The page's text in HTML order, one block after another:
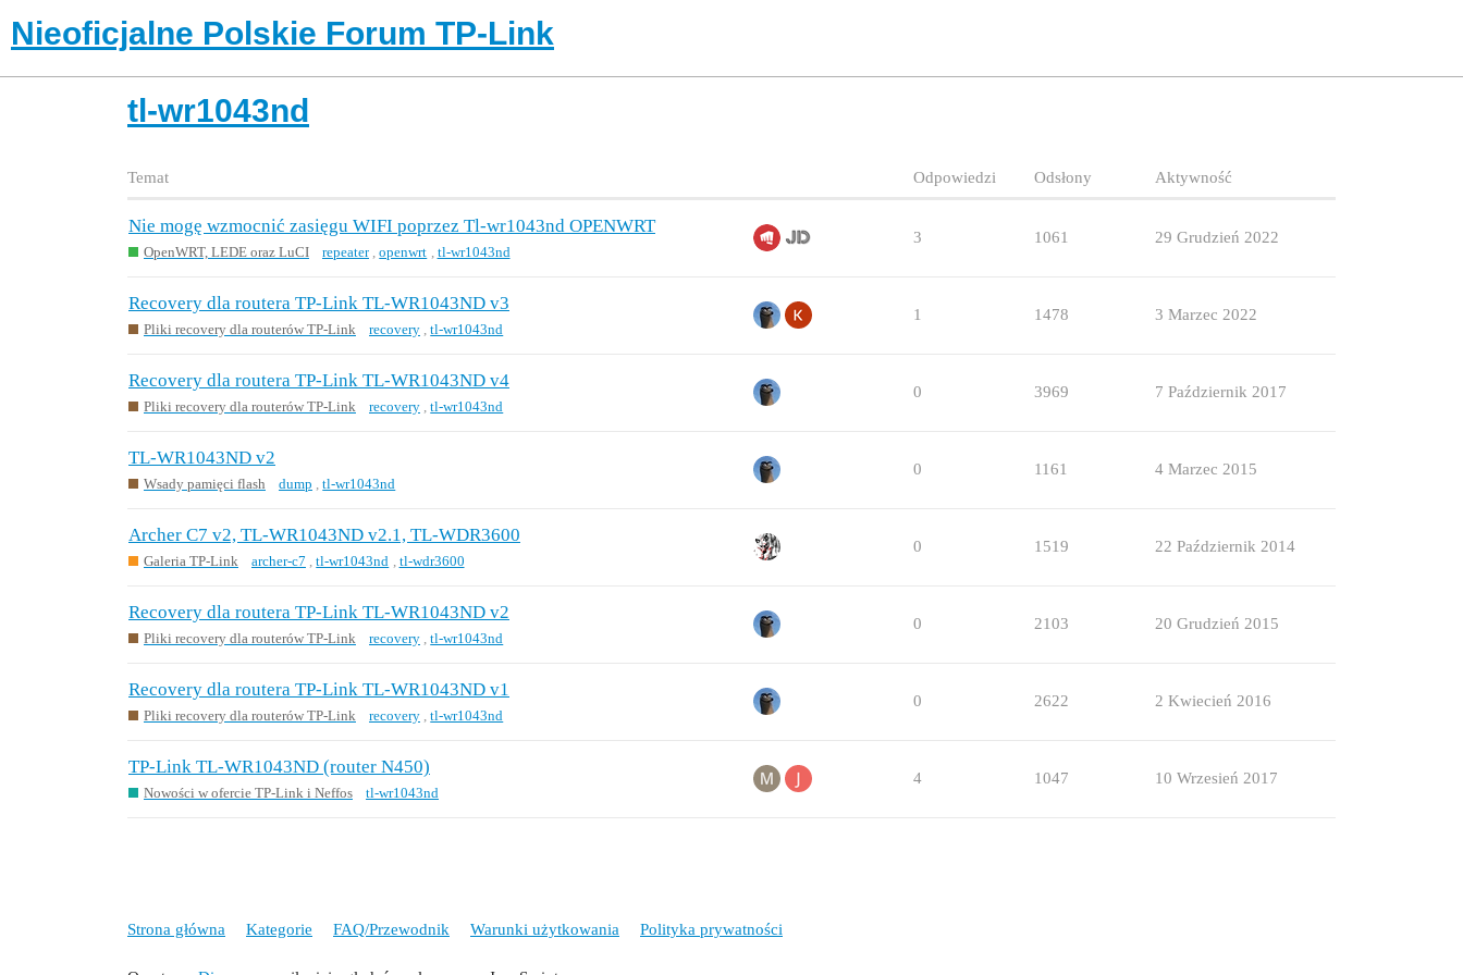
Nieoficjalne Polskie Forum TP-Link
tl-wr1043nd
Temat Odpowiedzi Odsłony Aktywność
Nie mogę wzmocnić zasięgu WIFI poprzez Tl-wr1043nd OPENWRT
OpenWRT, LEDE oraz LuCI repeater ,openwrt , tl-wr1043nd
3 1061 29 Grudzień 2022
Recovery dla routera TP-Link TL-WR1043ND v3
Pliki recovery dla routerów TP-Link recovery ,tl-wr1043nd
1 1478 3 Marzec 2022
Recovery dla routera TP-Link TL-WR1043ND v4
Pliki recovery dla routerów TP-Link recovery ,tl-wr1043nd
0 3969 7 Październik 2017
TL-WR1043ND v2
Wsady pamięci flash dump ,tl-wr1043nd
0 1161 4 Marzec 2015
Archer C7 v2, TL-WR1043ND v2.1, TL-WDR3600
Galeria TP-Link archer-c7 ,tl-wr1043nd , tl-wdr3600
0 1519 22 Październik 2014
Recovery dla routera TP-Link TL-WR1043ND v2
Pliki recovery dla routerów TP-Link recovery ,tl-wr1043nd
0 2103 20 Grudzień 2015
Recovery dla routera TP-Link TL-WR1043ND v1
Pliki recovery dla routerów TP-Link recovery ,tl-wr1043nd
0 2622 2 Kwiecień 2016
TP-Link TL-WR1043ND (router N450)
Nowości w ofercie TP-Link i Neffos tl-wr1043nd
4 1047 10 Wrzesień 2017
Strona główna Kategorie FAQ/Przewodnik Warunki użytkowania Polityka prywatności